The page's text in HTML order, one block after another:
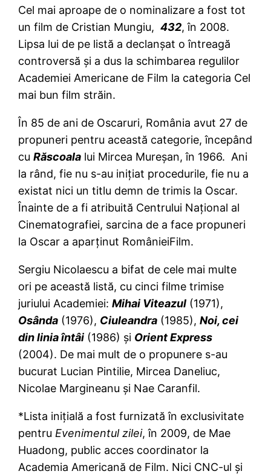
Cel mai aproape de o nominalizare a fost tot
un film de Cristian Mungiu,432, în 2008.
Lipsa lui de pe listă a declanşat o întreagă
controversă şi a dus la schimbarea regulilor
Academiei Americane de Film la categoria Cel
mai bun film străin.
În 85 de ani de Oscaruri, România avut 27 de
propuneri pentru această categorie, începând
cuRăscoala lui Mircea Mureşan, în 1966. Ani
la rând, fie nu s-au iniţiat procedurile, fie nu a
existat nici un titlu demn de trimis la Oscar.
Înainte de a fi atribuită Centrului Naţional al
Cinematografiei, sarcina de a face propuneri
la Oscar a aparţinut RomânieiFilm.
Sergiu Nicolaescu a bifat de cele mai multe
ori pe această listă, cu cinci filme trimise
juriului Academiei:Mihai Viteazul (1971),
Osânda (1976), Ciuleandra (1985),Noi, cei
din linia întâi (1986) şi Orient Express
(2004). De mai mult de o propunere s-au
bucurat Lucian Pintilie, Mircea Daneliuc,
Nicolae Margineanu şi Nae Caranfil.
*Lista iniţială a fost furnizată în exclusivitate
pentru Evenimentul zilei, în 2009, de Mae
Huadong, public acces coordinator la
Academia Americană de Film. Nici CNC-ul şi